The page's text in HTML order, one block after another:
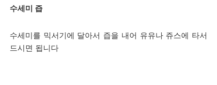
수세미 즙
수세미를 믹서기에 달아서 즙을 내어 유유나 쥬스에 타서
드시면 됩니다